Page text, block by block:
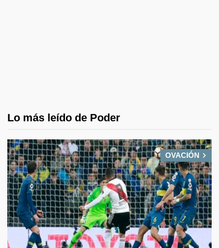
Lo más leído de Poder
OVACIÓN